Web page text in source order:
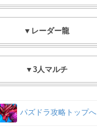
▼レーダー龍
▼3人マルチ
パズドラ攻略トップへ